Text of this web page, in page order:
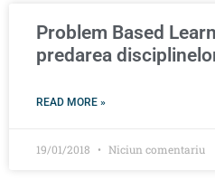
Problem Based
predarea
READ MORE »
19/01/2018 Niciun comentariu